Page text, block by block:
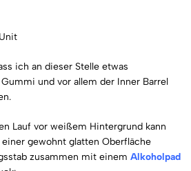
ich an dieser Stelle etwas
und vor allem der Inner Barrel
Lauf vor weißem Hintergrund kann
gewohnt glatten Oberfläche
zusammen mit einem Alkoholpad